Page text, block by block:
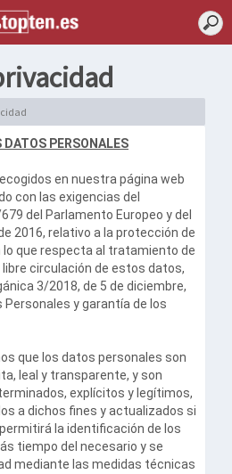
PERSONALES
en nuestra página web
con las exigencias del
del Parlamento Europeo y del
2016, relativo a la protección de
lo que respecta al tratamiento de
circulación de estos datos,
3/2018, de 5 de diciembre,
y garantía de los
que los datos personales son
leal y transparente, y son
explícitos y legítimos,
a dichos fines y actualizados si
la identificación de los
tiempo del necesario y se
mediante las medidas técnicas